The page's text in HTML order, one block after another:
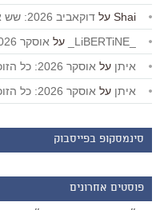
Shai על דוקאביב 2026: שש או שבע המלצות
על אוסקר 2026: כל הזוכים
איתן על אוסקר 2026: כל הזוכים
איתן על אוסקר 2026: כל הזוכים
סינמסקופ בפייסבוק
פוסטים אחרונים